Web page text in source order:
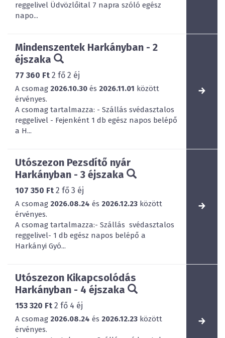
reggelivel Üdvözlőital 7 napra szóló egész
napo...
Mindenszentek Harkányban - 2
éjszaka
77 360 Ft 2 fő 2 éj
A csomag 2026.10.30 és 2026.11.01 között
érvényes.
A csomag tartalmazza: - Szállás svédasztalos
reggelivel - Fejenként 1 db egész napos belépő
a H...
Utószezon Pezsdítő nyár
Harkányban - 3 éjszaka
107 350 Ft 2 fő 3 éj
A csomag 2026.08.24 és 2026.12.23 között
érvényes.
A csomag tartalmazza:- Szállás svédasztalos
reggelivel- 1 db egész napos belépő a
Harkányi Gyó...
Utószezon Kikapcsolódás
Harkányban - 4 éjszaka
153 320 Ft 2 fő 4 éj
A csomag 2026.08.24 és 2026.12.23 között
érvényes.